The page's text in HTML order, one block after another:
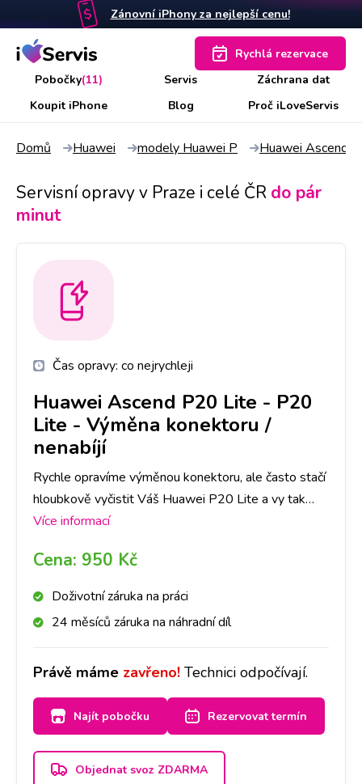
Zánovní iPhony za nejlepší cenu!
Pobočky(11) Servis
Záchrana dat
Koupit iPhone
Blog Proč iLoveServis
Rychlá rezervace
Domů Huawei modely Huawei P Huawei Ascend
Servisní opravy v Praze i celé ČR do pár
minut
Čas opravy: co nejrychleji
Huawei Ascend P20 Lite - P20
Lite - Výměna konektoru /
nenabíjí
Rychle opravíme výměnou konektoru, ale často stačí
hloubkově vyčistit Váš Huawei P20 Lite a vy tak
ušetříte čas i peníze. Nejlepší je nyní se zastavit na
Více informací
Cena: 950 Kč
Doživotní záruka na práci
24 měsíců záruka na náhradní díl
Právě máme zavřeno! Technici odpočívají.
Najít pobočku Rezervovat termín
Objednat svoz ZDARMA